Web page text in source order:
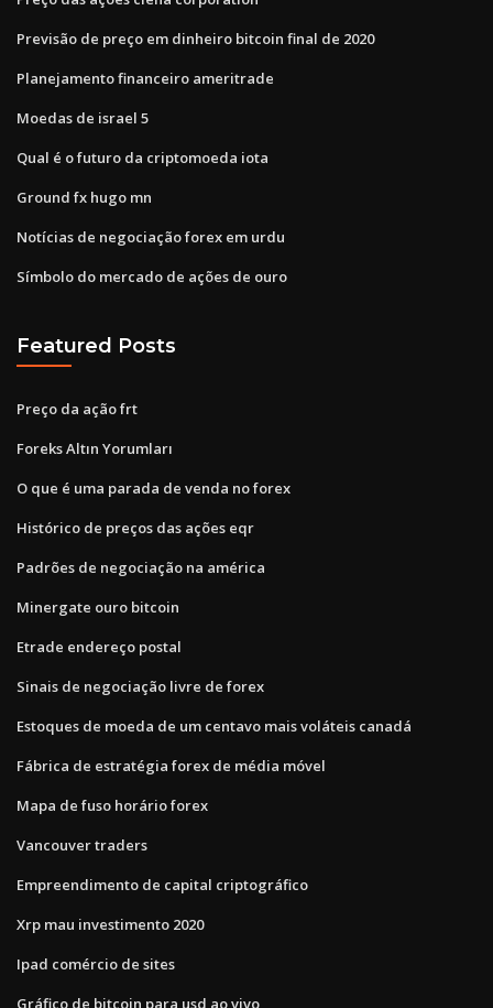
Previsão de preço em dinheiro bitcoin final de 2020
Planejamento financeiro ameritrade
Moedas de israel 5
Qual é o futuro da criptomoeda iota
Ground fx hugo mn
Notícias de negociação forex em urdu
Símbolo do mercado de ações de ouro
Featured Posts
Preço da ação frt
Foreks Altın Yorumları
O que é uma parada de venda no forex
Histórico de preços das ações eqr
Padrões de negociação na américa
Minergate ouro bitcoin
Etrade endereço postal
Sinais de negociação livre de forex
Estoques de moeda de um centavo mais voláteis canadá
Fábrica de estratégia forex de média móvel
Mapa de fuso horário forex
Vancouver traders
Empreendimento de capital criptográfico
Xrp mau investimento 2020
Ipad comércio de sites
Gráfico de bitcoin para usd ao vivo